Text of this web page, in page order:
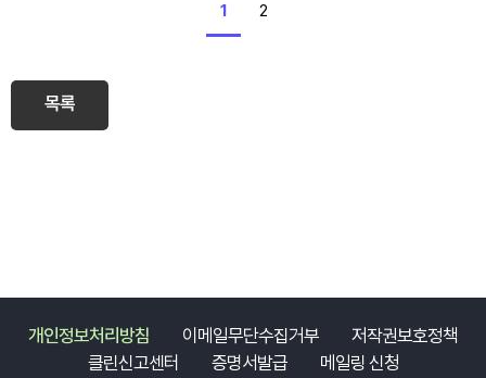
1 2
목록
개인정보처리방침 이메일무단수집거부
저작권보호정책
클린신고센터
증명서발급 메일링 신청